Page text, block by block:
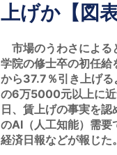
上げか【図
市場のうわさによる
学院の修士卒の初任
から37.7％引き上げる
の6万5000元以上に
日、賃上げの事実を
のAI（人工知能）需
経済日報などが報じた。